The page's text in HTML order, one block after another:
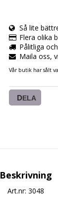
Så lite
Flera olika
Pålitliga
Maila oss,
Vår butik har sålt
DELA
Beskrivning
Art.nr: 3048